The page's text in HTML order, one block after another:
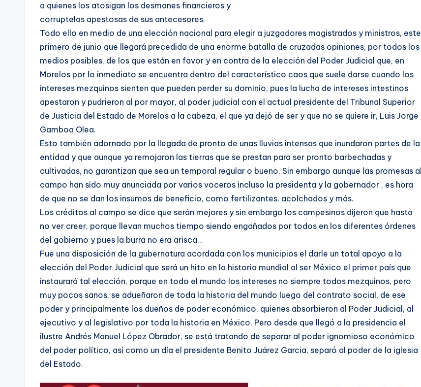
a quienes los atosigan los desmanes financieros y
corruptelas apestosas de sus antecesores.
Todo ello en medio de una elección nacional para elegir a juzgadores magistrados y ministros, este
primero de junio que llegará precedida de una enorme batalla de cruzadas opiniones, por todos los
medios posibles, de los que están en favor y en contra de la elección del Poder Judicial que, en
Morelos por lo inmediato se encuentra dentro del característico caos que suele darse cuando los
intereses mezquinos sienten que pueden perder su dominio, pues la lucha de intereses intestinos
apestaron y pudrieron al por mayor, al poder judicial con el actual presidente del Tribunal Superior
de Justicia del Estado de Morelos a la cabeza, el que ya dejó de ser y que no se quiere ir, Luis Jorge
Gamboa Olea.
Esto también adornado por la llegada de pronto de unas lluvias intensas que inundaron partes de la
entidad y que aunque ya remojaron las tierras que se prestan para ser pronto barbechadas y
cultivadas, no garantizan que sea un temporal regular o bueno. Sin embargo aunque las promesas al
campo han sido muy anunciada por varios voceros incluso la presidenta y la gobernador , es hora
de que no se dan los insumos de beneficio, como fertilizantes, acolchados y más.
Los créditos al campo se dice que serán mejores y sin embargo los campesinos dijeron que hasta
no ver creer, porque llevan muchos tiempo siendo engañados por todos en los diferentes órdenes
del gobierno y pues la burra no era arisca…
Fue una disposición de la gubernatura acordada con los municipios el darle un total apoyo a la
elección del Poder Judicial que será un hito en la historia mundial al ser México el primer país que
instaurará tal elección, porque en todo el mundo los intereses no siempre todos mezquinos, pero
muy pocos sanos, se adueñaron de toda la historia del mundo luego del contrato social, de ese
poder y principalmente los dueños de poder económico, quienes absorbieron al Poder Judicial, al
ejecutivo y al legislativo por toda la historia en México. Pero desde que llegó a la presidencia el
ilustre Andrés Manuel López Obrador, se está tratando de separar al poder ignomioso económico
del poder político, así como un día el presidente Benito Juárez Garcia, separó al poder de la iglesia
del Estado.